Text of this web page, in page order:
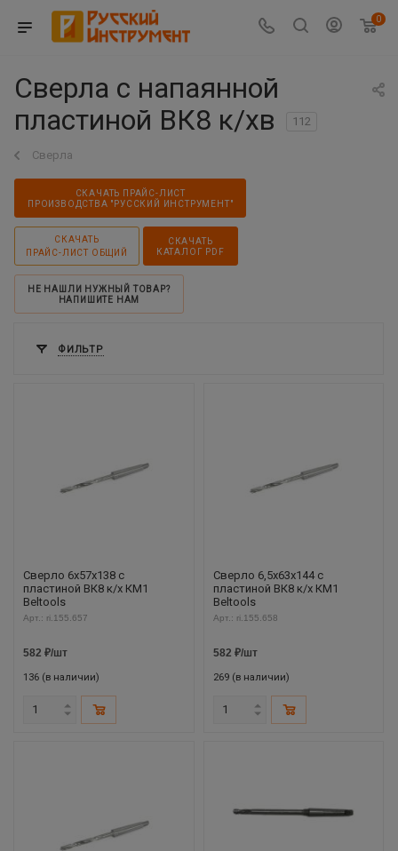
0
Сверла с напаянной
пластиной ВК8 к/хв
112
Сверла
СКАЧАТЬ ПРАЙС-ЛИСТ
ПРОИЗВОДСТВА "РУССКИЙ ИНСТРУМЕНТ"
СКАЧАТЬ
ПРАЙС-ЛИСТ ОБЩИЙ
СКАЧАТЬ
КАТАЛОГ PDF
НЕ НАШЛИ НУЖНЫЙ ТОВАР?
НАПИШИТЕ НАМ
ФИЛЬТР
Сверло 6х57х138 с
пластиной ВК8 к/х КМ1
Beltools
Арт.: ri.155.657
582 ₽/шт
136 (в наличии)
Сверло 6,5х63х144 с
пластиной ВК8 к/х КМ1
Beltools
Арт.: ri.155.658
582 ₽/шт
269 (в наличии)